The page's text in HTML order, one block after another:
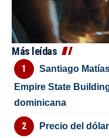
Más leídas
Santiago
Empire State
dominicana
Precio del